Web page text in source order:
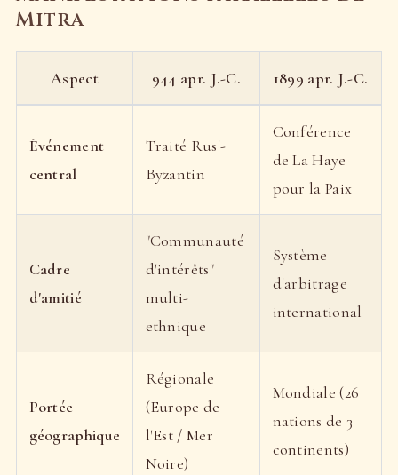
Mitra
Aspect 944 apr. J.-C. 1899 apr. J.-C.
Événement
central
Traité Rus'-
Byzantin
Conférence
de La Haye
pour la Paix
Cadre
d'amitié
"Communauté
d'intérêts"
multi-
ethnique
Système
d'arbitrage
international
Portée
géographique
Régionale
(Europe de
l'Est / Mer
Noire)
Mondiale (26
nations de 3
continents)